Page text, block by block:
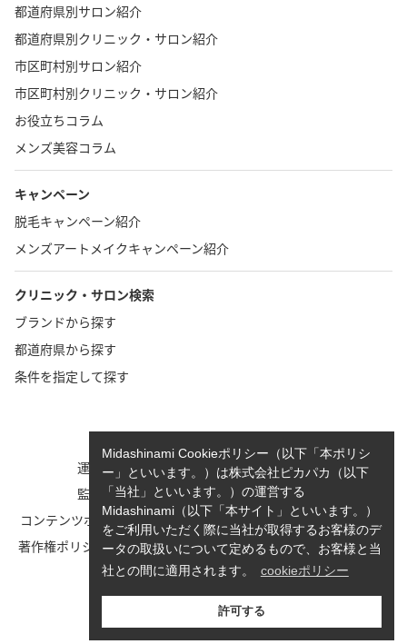
都道府県別サロン紹介
都道府県別クリニック・サロン紹介
市区町村別サロン紹介
市区町村別クリニック・サロン紹介
お役立ちコラム
メンズ美容コラム
キャンペーン
脱毛キャンペーン紹介
メンズアートメイクキャンペーン紹介
クリニック・サロン検索
ブランドから探す
都道府県から探す
条件を指定して探す
運営者情報
執筆者一覧
監修者一覧
cookieポリシーについて
コンテンツポリシーと運営指針
利用規約
著作権ポリシー/免責事項につい
て
Midashinami 見だしなみプライ
バシーポリシー
お知らせ
© 2022-2026 Midashinami 身だしなみ.
Midashinami Cookieポリシー（以下「本ポリシ
ー」といいます。）は株式会社ピカパカ（以下
「当社」といいます。）の運営する
Midashinami（以下「本サイト」といいます。）
をご利用いただく際に当社が取得するお客様のデ
ータの取扱いについて定めるもので、お客様と当
社との間に適用されます。
cookieポリシー
許可する